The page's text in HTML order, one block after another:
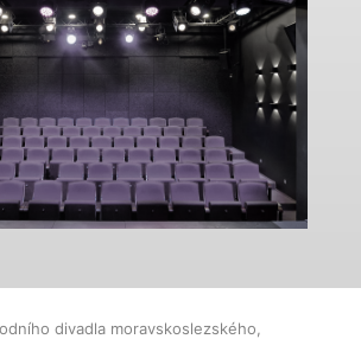
divadla moravskoslezského,